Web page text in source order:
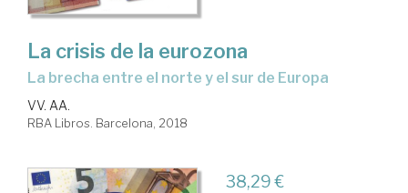
La crisis de la eurozona
la brecha entre el norte y el sur de Europa
VV. AA.
RBA Libros. Barcelona, 2018
38,29 €